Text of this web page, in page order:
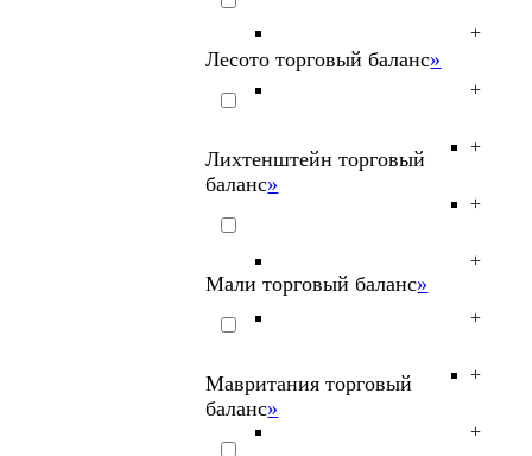
Лесото торговый баланс»
Лихтенштейн торговый
баланс»
Мали торговый баланс»
Мавритания торговый
баланс»
+
+
+
+
+
+
+
+